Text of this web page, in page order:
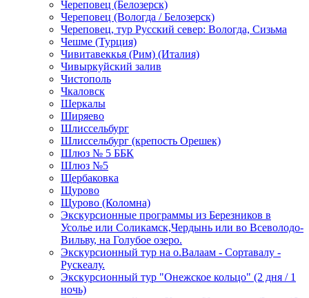
Череповец (Белозерск)
Череповец (Вологда / Белозерск)
Череповец, тур Русский север: Вологда, Сизьма
Чешме (Турция)
Чивитавеккья (Рим) (Италия)
Чивыркуйский залив
Чистополь
Чкаловск
Шеркалы
Ширяево
Шлиссельбург
Шлиссельбург (крепость Орешек)
Шлюз № 5 ББК
Шлюз №5
Щербаковка
Щурово
Щурово (Коломна)
Экскурсионные программы из Березников в
Усолье или Соликамск,Чердынь или во Всеволодо-
Вильву, на Голубое озеро.
Экскурсионный тур на о.Валаам - Сортавалу -
Рускеалу.
Экскурсионный тур "Онежское кольцо" (2 дня / 1
ночь)